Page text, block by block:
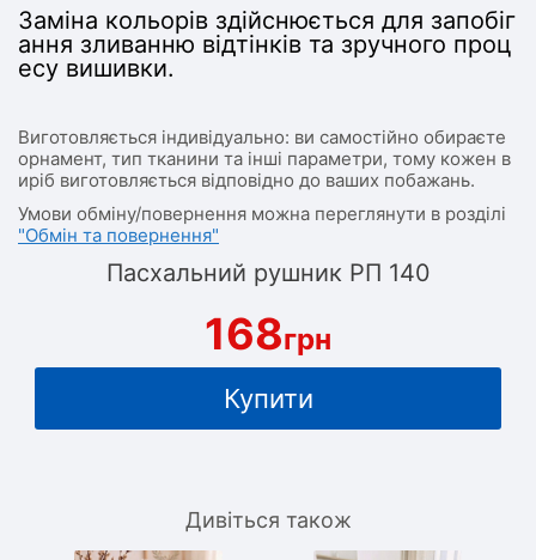
Заміна кольорів здійснюється для запобіг
ання зливанню відтінків та зручного проц
есу вишивки.
Виготовляється індивідуально: ви самостійно обираєте
орнамент, тип тканини та інші параметри, тому кожен в
иріб виготовляється відповідно до ваших побажань.
Умови обміну/повернення можна переглянути в розділі
"Обмін та повернення"
Пасхальний рушник РП 140
168грн
Купити
Дивіться також